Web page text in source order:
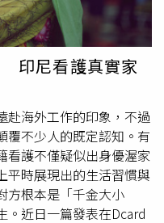
暴利」為負12；「打擊政
料及交通成本持續攀升，
愈來愈缺乏信心。最新
滿意度跌至負13，創下
小馬可仕政府在教育及
「改善兒童教育品質」獲
項目；扶貧政策、平價住
等領域也都維持正40以
議題上角力，政府在維護
調同時顯示，小馬可仕
下滑。其中18歲至24歲
印尼看護真實家
赴海外工作的印象，不過
覆不少人的既定認知。有
看護不僅疑似出身優渥家
平時展現出的生活習慣與
方根本是「千金大小
。近日一篇發表在Dcard